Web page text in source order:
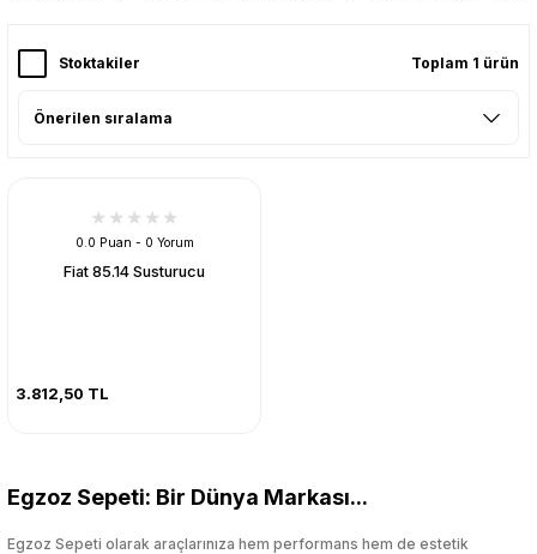
Stoktakiler Toplam 1 ürün
0.0 Puan - 0 Yorum
Fiat 85.14 Susturucu
3.812,50 TL
Egzoz Sepeti: Bir Dünya Markası...
Egzoz Sepeti olarak araçlarınıza hem performans hem de estetik